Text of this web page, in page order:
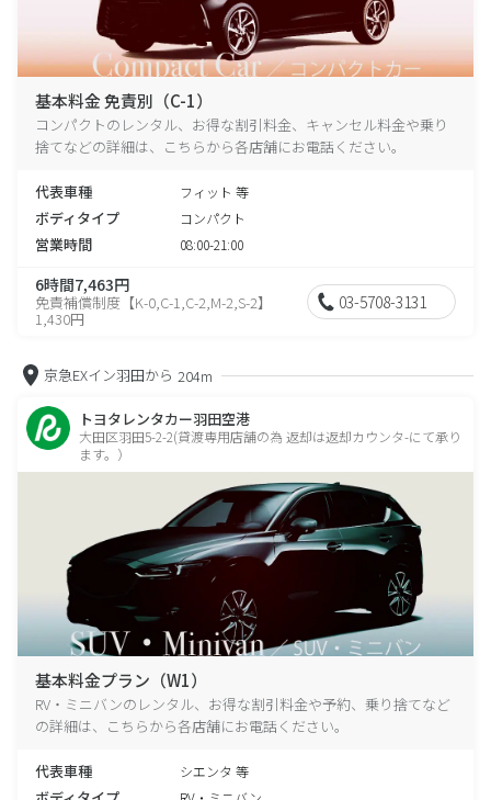
基本料金 免責別（C-1）
コンパクトのレンタル、お得な割引料金、キャンセル料金や乗り
捨てなどの詳細は、こちらから各店舗にお電話ください。
代表車種 フィット 等
ボディタイプ コンパクト
営業時間 08:00-21:00
6時間7,463円
免責補償制度【K-0,C-1,C-2,M-2,S-2】
1,430円
03-5708-3131
京急EXイン羽田から 204m
トヨタレンタカー羽田空港
大田区羽田5-2-2(貸渡専用店舗の為 返却は返却カウンタ-にて承り
ます。）
基本料金プラン（W1）
RV・ミニバンのレンタル、お得な割引料金や予約、乗り捨てなど
の詳細は、こちらから各店舗にお電話ください。
代表車種 シエンタ 等